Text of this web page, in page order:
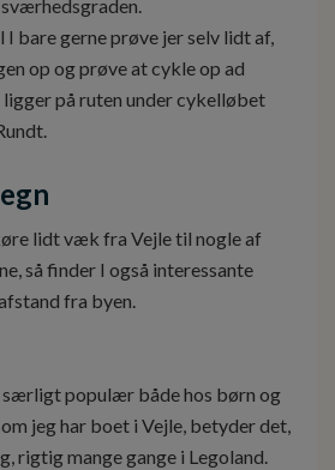
bare gerne prøve jer selv lidt af,
op og prøve at cykle op ad
ligger på ruten under cykelløbet
lidt væk fra Vejle til nogle af
så finder I også interessante
fra byen.
særligt populær både hos børn og
jeg har boet i Vejle, betyder det,
rigtig mange gange i Legoland.